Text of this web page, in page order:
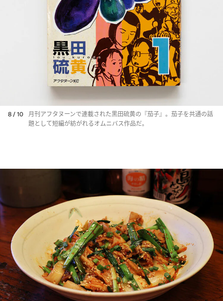
8 / 10
月刊アフタヌーンで連載された黒田硫黄の『茄子』。茄子を共通の話
題として短編が紡がれるオムニバス作品だ。